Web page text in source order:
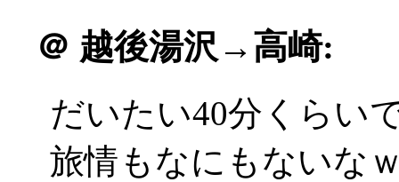
＠ 越後湯沢→高崎:
だいたい40分くらい
旅情もなにもないな